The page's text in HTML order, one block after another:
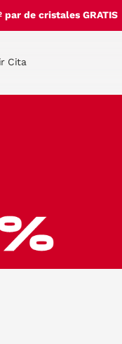
de cristales GRATIS
Cita